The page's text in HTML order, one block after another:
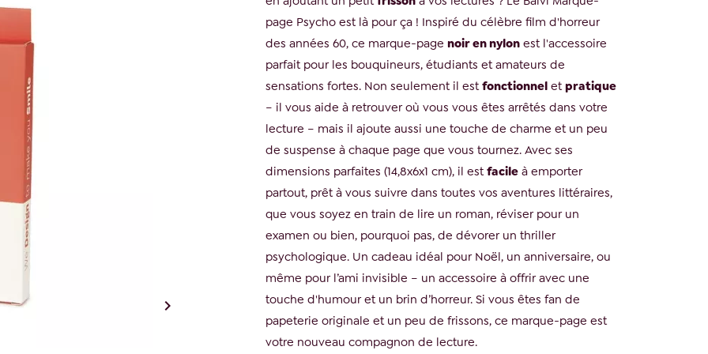

page Psycho est là pour ça ! Inspiré du célèbre film d'horreur
des années 60, ce marque-page noir en nylonest l'accessoire
parfait pour les bouquineurs, étudiants et amateurs de
sensations fortes. Non seulement il estfonctionneletpratique
– il vous aide à retrouver où vous vous êtes arrêtés dans votre
lecture – mais il ajoute aussi une touche de charme et un peu
de suspense à chaque page que vous tournez. Avec ses
dimensions parfaites (14,8x6x1 cm), il estfacileà emporter
partout, prêt à vous suivre dans toutes vos aventures littéraires,
que vous soyez en train de lire un roman, réviser pour un
examen ou bien, pourquoi pas, de dévorer un thriller
psychologique. Un cadeau idéal pour Noël, un anniversaire, ou
même pour l’ami invisible – un accessoire à offrir avec une
touche d'humour et un brin d’horreur. Si vous êtes fan de
papeterie originale et un peu de frissons, ce marque-page est
votre nouveau compagnon de lecture.